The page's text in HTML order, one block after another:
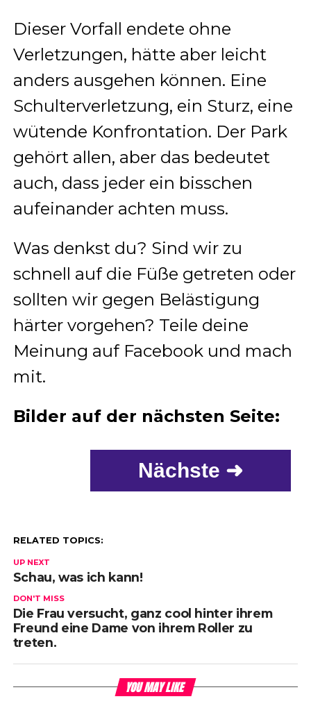
Dieser Vorfall endete ohne
Verletzungen, hätte aber leicht
anders ausgehen können. Eine
Schulterverletzung, ein Sturz, eine
wütende Konfrontation. Der Park
gehört allen, aber das bedeutet
auch, dass jeder ein bisschen
aufeinander achten muss.
Was denkst du? Sind wir zu
schnell auf die Füße getreten oder
sollten wir gegen Belästigung
härter vorgehen? Teile deine
Meinung auf Facebook und mach
mit.
Bilder auf der nächsten Seite:
Nächste ➜
RELATED TOPICS:
UP NEXT
Schau, was ich kann!
DON'T MISS
Die Frau versucht, ganz cool hinter ihrem
Freund eine Dame von ihrem Roller zu
treten.
YOU MAY LIKE